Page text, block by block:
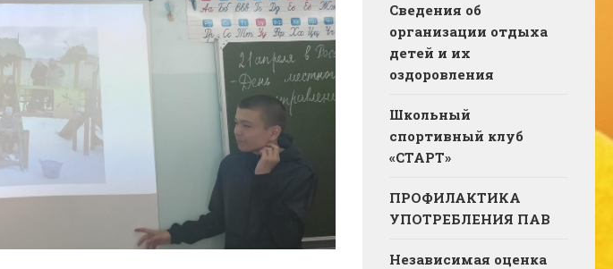
Сведения об
организации отдыха
детей и их
оздоровления
Школьный
спортивный клуб
«СТАРТ»
ПРОФИЛАКТИКА
УПОТРЕБЛЕНИЯ ПАВ
Независимая оценка